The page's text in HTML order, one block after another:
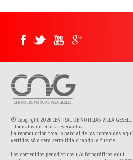
® Copyright 2026 CENTRAL DE NOTICIAS VILLA GESELL
- Todos los derechos reservados.
La reproducción total o parcial de los contenidos aquí
vertidos sólo sera permitida citando la fuente.
Los contenidos periodísticos y/o fotográficos aquí